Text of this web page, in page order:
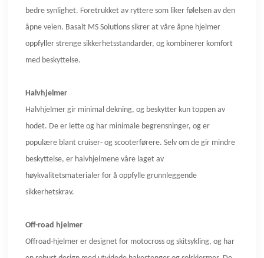
bedre synlighet. Foretrukket av ryttere som liker følelsen av den
åpne veien. Basalt MS Solutions sikrer at våre åpne hjelmer
oppfyller strenge sikkerhetsstandarder, og kombinerer komfort
med beskyttelse.
Halvhjelmer
Halvhjelmer gir minimal dekning, og beskytter kun toppen av
hodet. De er lette og har minimale begrensninger, og er
populære blant cruiser- og scooterførere. Selv om de gir mindre
beskyttelse, er halvhjelmene våre laget av
høykvalitetsmaterialer for å oppfylle grunnleggende
sikkerhetskrav.
Off-road hjelmer
Offroad-hjelmer er designet for motocross og skitsykling, og har